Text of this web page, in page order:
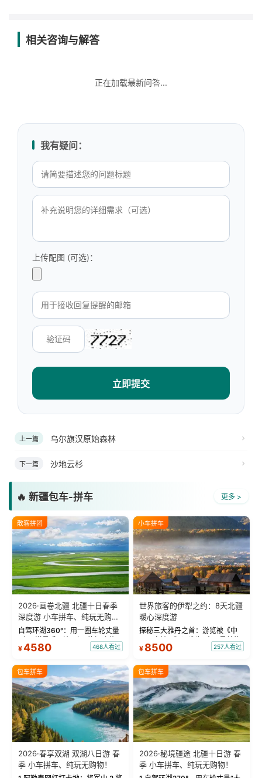
相关咨询与解答
正在加载最新问答...
我有疑问：
上传配图 (可选)：
立即提交
上一篇 乌尔旗汉原始森林
下一篇 沙地云杉
🔥 新疆包车-拼车 更多 >
散客拼团
2026·画卷北疆 北疆十日春季
深度游 小车拼车、纯玩无购
物！
自驾环湖360°：用一圈车轮丈量
“大西洋最后一滴眼泪”的极致蔚
蓝。 赛湖旅拍：甄选多款风格服
绝美瞬间。 赛湖坦克300跟车视
频：专业摄影师...
¥4580 468人看过
小车拼车
世界旅客的伊犁之约：8天北疆
暖心深度游
探秘三大雅丹之首：游览被《中
国国家地理》评选为“中国最美的
三大雅丹”第一名的克拉玛依魔鬼
瓦人最大村落——禾木村，欣赏
晨雾与小木...
¥ 8500 257人看过
包车拼车
2026·春享双湖 双湖八日游 春
季 小车拼车、纯玩无购物！
包车拼车
2026·秘境疆途 北疆十日游 春
季 小车拼车、纯玩无购物！